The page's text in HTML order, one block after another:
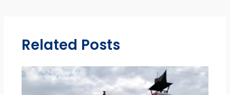
Related Posts